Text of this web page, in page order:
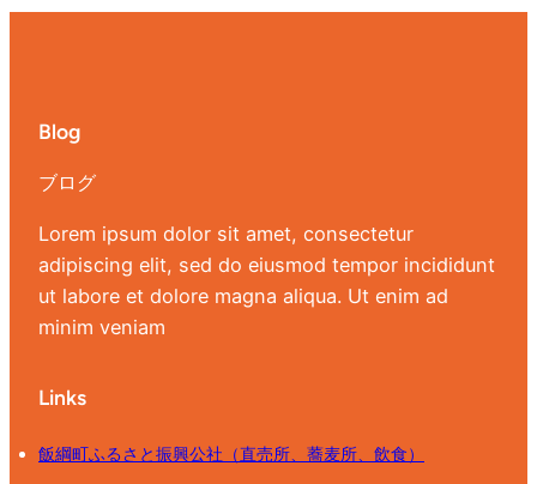
Blog
ブログ
Lorem ipsum dolor sit amet, consectetur
adipiscing elit, sed do eiusmod tempor incididunt
ut labore et dolore magna aliqua. Ut enim ad
minim veniam
Links
飯綱町ふるさと振興公社（直売所、蕎麦所、飲食）